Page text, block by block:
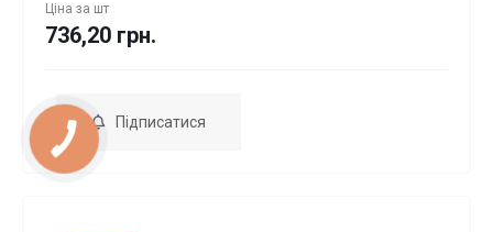
Ціна за шт
736,20 грн.
Підписатися